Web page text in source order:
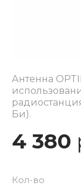
Антенна
Би).
4 380
Кол-во